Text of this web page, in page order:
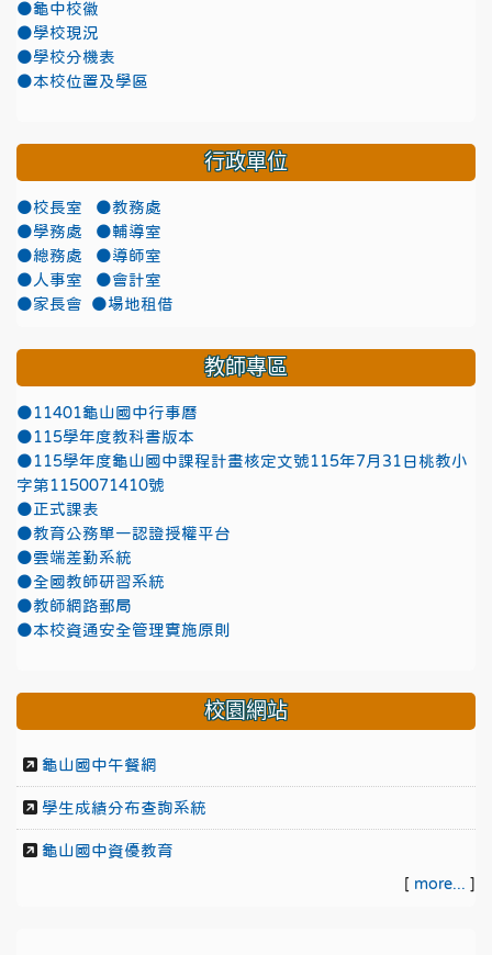
●龜中校徽
●學校現況
●學校分機表
●本校位置及學區
行政單位
●校長室
●教務處
●學務處
●輔導室
●總務處
●導師室
●人事室
●會計室
●家長會
●場地租借
教師專區
●11401龜山國中行事曆
●115學年度教科書版本
●115學年度龜山國中課程計畫核定文號115年7月31日桃教小
字第1150071410號
●正式課表
●教育公務單一認證授權平台
●雲端差勤系統
●全國教師研習系統
●教師網路郵局
●本校資通安全管理實施原則
校園網站
龜山國中午餐網
學生成績分布查詢系統
龜山國中資優教育
[ more... ]